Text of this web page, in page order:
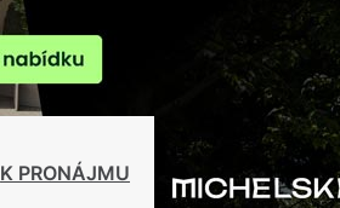
K PRONÁJMU